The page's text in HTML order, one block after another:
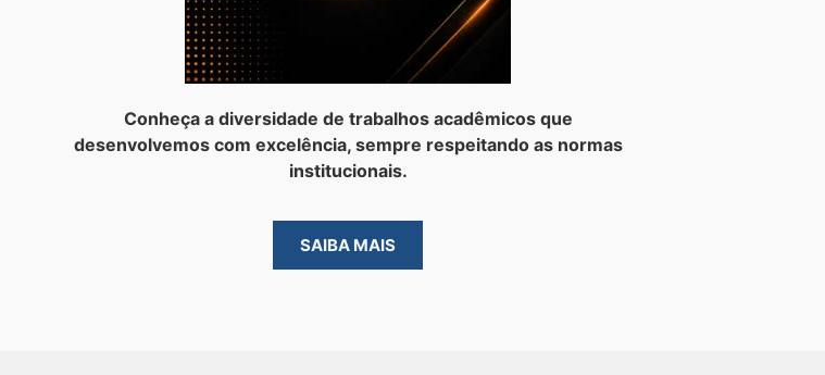
Conheça a diversidade de trabalhos acadêmicos que
desenvolvemos com excelência, sempre respeitando as normas
institucionais.
SAIBA MAIS